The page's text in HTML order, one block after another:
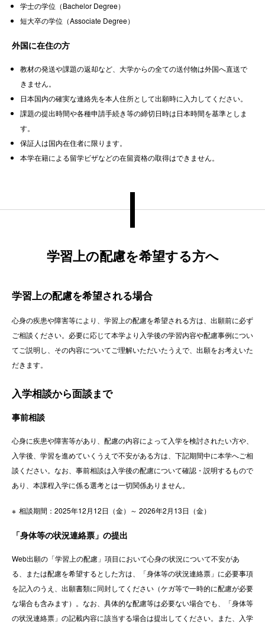
学士の学位（Bachelor Degree）
短大卒の学位（Associate Degree）
外国に在住の方
教材の発送や課題の返却など、大学からの全ての送付物は外国へ直送で
きません。
日本国内の確実な連絡先を本人住所として出願時に入力してください。
課題の提出時間や各種申請手続き等の締切日時は日本時間を基準としま
す。
保証人は国内在住者に限ります。
本学在籍による留学ビザなどの在留資格の取得はできません。
学習上の配慮を希望する方へ
学習上の配慮を希望される場合
心身の疾患や障害等により、学習上の配慮を希望される方は、出願前に必ず
ご相談ください。必要に応じて本学より入学後の学習内容や配慮事例につい
てご説明し、その内容についてご理解いただいたうえで、出願をお考えいた
だきます。
入学相談から面談まで
事前相談
心身に疾患や障害等があり、配慮の内容によって入学を検討されたい方や、
入学後、学習を進めていくうえで不安がある方は、下記期間中に本学へご相
談ください。なお、事前相談は入学後の配慮について確認・説明するもので
あり、本課程入学に係る選考とは一切関係ありません。
相談期間：2025年12月12日（金）～ 2026年2月13日（金）
「身体等の状況連絡票」の提出
Web出願の「学習上の配慮」項目において心身の状況について不安があ
る、または配慮を希望するとした方は、「身体等の状況連絡票」に必要事項
を記入のうえ、出願書類に同封してください（ケガ等で一時的に配慮が必要
な場合も含みます）。なお、具体的な配慮等は必要ない場合でも、「身体等
の状況連絡票」の記載内容に該当する場合は提出してください。また、入学